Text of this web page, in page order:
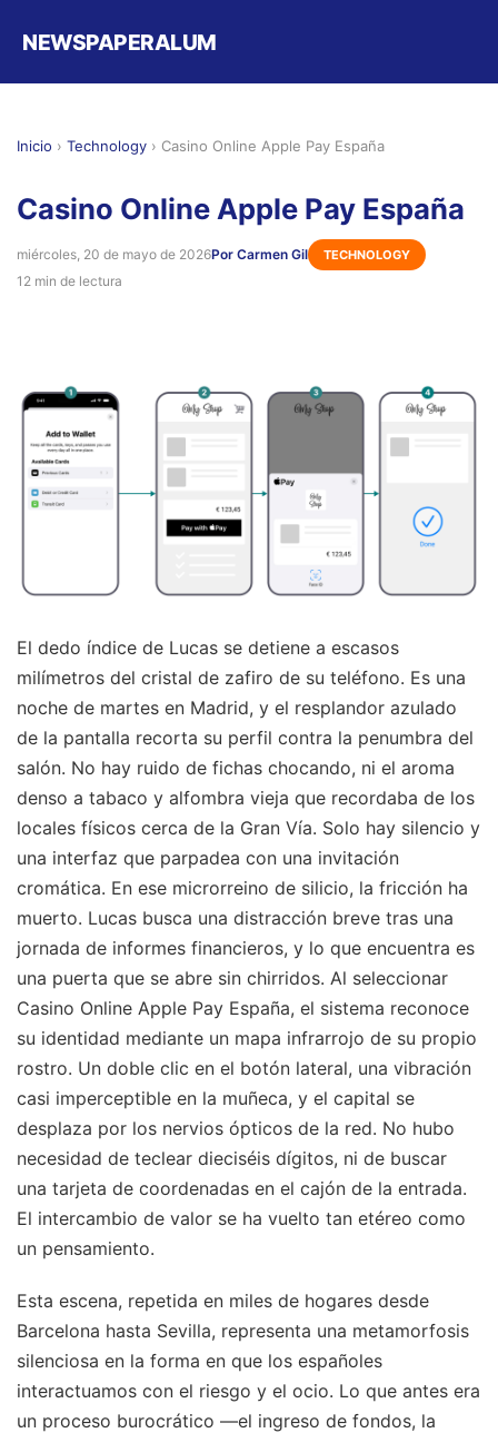
NEWSPAPERALUM
Inicio › Technology › Casino Online Apple Pay España
Casino Online Apple Pay España
miércoles, 20 de mayo de 2026Por Carmen Gil TECHNOLOGY
12 min de lectura
El dedo índice de Lucas se detiene a escasos
milímetros del cristal de zafiro de su teléfono. Es una
noche de martes en Madrid, y el resplandor azulado
de la pantalla recorta su perfil contra la penumbra del
salón. No hay ruido de fichas chocando, ni el aroma
denso a tabaco y alfombra vieja que recordaba de los
locales físicos cerca de la Gran Vía. Solo hay silencio y
una interfaz que parpadea con una invitación
cromática. En ese microrreino de silicio, la fricción ha
muerto. Lucas busca una distracción breve tras una
jornada de informes financieros, y lo que encuentra es
una puerta que se abre sin chirridos. Al seleccionar
Casino Online Apple Pay España, el sistema reconoce
su identidad mediante un mapa infrarrojo de su propio
rostro. Un doble clic en el botón lateral, una vibración
casi imperceptible en la muñeca, y el capital se
desplaza por los nervios ópticos de la red. No hubo
necesidad de teclear dieciséis dígitos, ni de buscar
una tarjeta de coordenadas en el cajón de la entrada.
El intercambio de valor se ha vuelto tan etéreo como
un pensamiento.
Esta escena, repetida en miles de hogares desde
Barcelona hasta Sevilla, representa una metamorfosis
silenciosa en la forma en que los españoles
interactuamos con el riesgo y el ocio. Lo que antes era
un proceso burocrático —el ingreso de fondos, la